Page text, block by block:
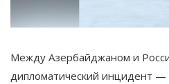
Между Азербайджаном и
дипломатический инцидент —